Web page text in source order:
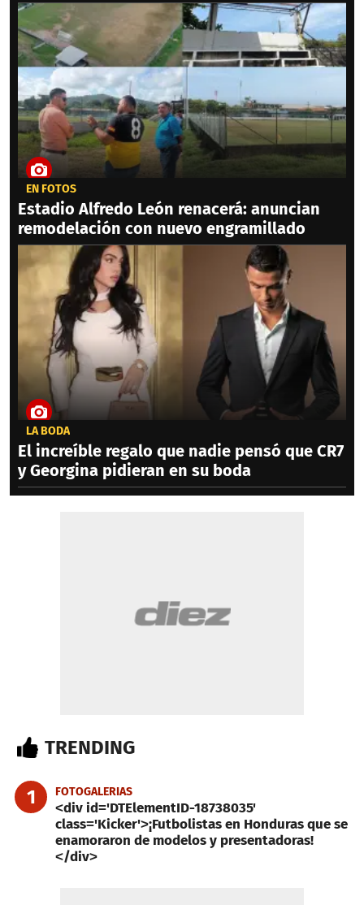
EN FOTOS
Estadio Alfredo León renacerá: anuncian
remodelación con nuevo engramillado
LA BODA
El increíble regalo que nadie pensó que CR7
y Georgina pidieran en su boda
TRENDING
1 FOTOGALERIAS
<div id='DTElementID-18738035'
class='Kicker'>¡Futbolistas en Honduras que se
enamoraron de modelos y presentadoras!
</div>